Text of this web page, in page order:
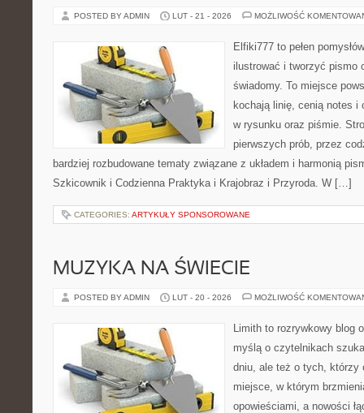
POSTED BY ADMIN LUT - 21 - 2026 MOŻLIWOŚĆ
Elfiki777 to pełen
ilustrować i tworzyć pismo
świadomy. To miejsce
kochają linię, cenią notes i
w rysunku oraz piśmie.
pierwszych prób, przez
bardziej rozbudowane tematy związane z układem i harmonią
Szkicownik i Codzienna Praktyka i Krajobraz i Przyroda. W […]
CATEGORIES: ARTYKUŁY SPONSOROWANE
MUZYKA NA ŚWIECIE
POSTED BY ADMIN LUT - 20 - 2026 MOŻLIWOŚĆ
Limith to rozrywkowy blog
myślą o czytelnikach
dniu, ale też o tych, którzy
miejsce, w którym
opowieściami, a nowości